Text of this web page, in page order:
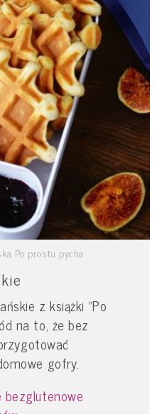
Po prostu pycha
z książki "Po
na to, że bez
gofry.
bezglutenowe